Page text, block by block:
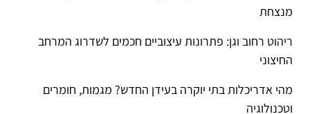
מנצחת
ריהוט רחוב וגן: פתרונות עיצוביים חכמים לשדרוג המרחב
החיצוני
מהי אדריכלות בתי יוקרה בעידן החדש? מגמות, חומרים
וטכנולוגיה